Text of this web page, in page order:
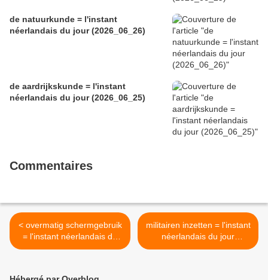
de natuurkunde = l'instant
néerlandais du jour (2026_06_26)
de aardrijkskunde = l'instant
néerlandais du jour (2026_06_25)
Commentaires
< overmatig schermgebruik
= l'instant néerlandais du
jour (2025_02_07)
militairen inzetten = l'instant
néerlandais du jour
(2025_02_11) >